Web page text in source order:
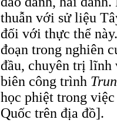
thuẫn với sử liệu
đối với thực thể
đoạn trong nghiên
đầu, chuyên trị
biên công trình
học phiệt trong
Quốc trên địa đồ].